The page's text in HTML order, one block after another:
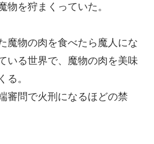
物を狩まくっていた。
魔物の肉を食べたら魔人にな
いる世界で、魔物の肉を美味
る。
審問で火刑になるほどの禁